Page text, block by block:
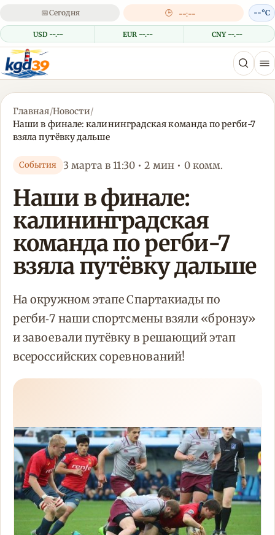
📅Сегодня 🕒 --:--
USD --.-- EUR --.-- CNY --.--
--°C
Главная/Новости/
Наши в финале: калининградская команда по регби-7
взяла путёвку дальше
События 3 марта в 11:30 • 2 мин • 0 комм.
Наши в финале:
калининградская
команда по регби-7
взяла путёвку дальше
На окружном этапе Спартакиады по
регби‑7 наши спортсмены взяли «бронзу»
и завоевали путёвку в решающий этап
всероссийских соревнований!